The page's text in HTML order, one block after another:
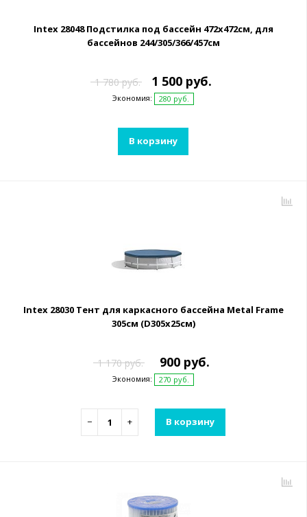
Intex 28048 Подстилка под бассейн 472х472см, для
бассейнов 244/305/366/457см
1 780 руб. 1 500 руб.
Экономия: 280 руб.
В корзину
Intex 28030 Тент для каркасного бассейна Metal Frame
305см (D305х25см)
1 170 руб. 900 руб.
Экономия: 270 руб.
− + В корзину